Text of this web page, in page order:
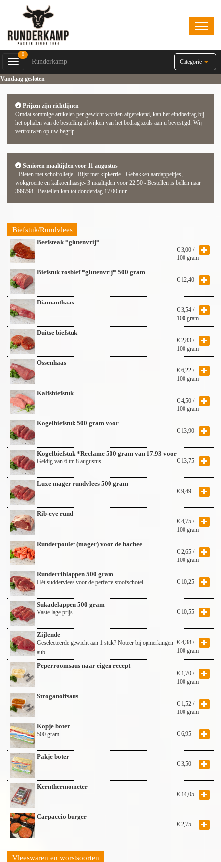
Categorie
0
Toggle
Runderkamp
Vandaag gesloten
Prijzen zijn richtlijnen
Omdat sommige artikelen per gewicht worden afgerekend, kan het eindbedrag bij
het ophalen van de bestelling afwijken van het bedrag zoals aan u bevestigd. Wij
vertrouwen op uw begrip.
Senioren maaltijden voor 11 augustus
- Bieten met scholrolletje - Rijst met kipkerrie - Gebakken aardappeltjes,
wokgroente en kalkoenhaasje- 3 maaltijden voor 22.50 - Bestellen is bellen naar
399798 - Bestellen kan tot donderdag 17.00 uur
Biefstuk/Rundvlees
€ 3,00 /
100 gram
Beefsteak *glutenvrij*
€ 12,40
Biefstuk rosbief *glutenvrij* 500 gram
€ 3,54 /
100 gram
Diamanthaas
€ 2,83 /
100 gram
Duitse biefstuk
€ 6,22 /
100 gram
Ossenhaas
€ 4,50 /
100 gram
Kalfsbiefstuk
€ 13,90
Kogelbiefstuk 500 gram voor
€ 13,75
Kogelbiefstuk *Reclame 500 gram van 17.93 voor
Geldig van 6 tm 8 augustus
€ 9,49
Luxe mager rundvlees 500 gram
€ 4,75 /
100 gram
Rib-eye rund
€ 2,65 /
100 gram
Runderpoulet (mager) voor de hachee
€ 10,25
Runderriblappen 500 gram
Hét suddervlees voor de perfecte stoofschotel
€ 10,55
Sukadelappen 500 gram
Vaste lage prijs
€ 4,38 /
100 gram
Zijlende
Geselecteerde gewicht aan 1 stuk? Noteer bij opmerkingen
aub
€ 1,70 /
100 gram
Peperroomsaus naar eigen recept
€ 1,52 /
100 gram
Stroganoffsaus
€ 6,95
Kopje boter
500 gram
€ 3,50
Pakje boter
€ 14,05
Kernthermometer
€ 2,75
Carpaccio burger
Vleeswaren en worstsoorten